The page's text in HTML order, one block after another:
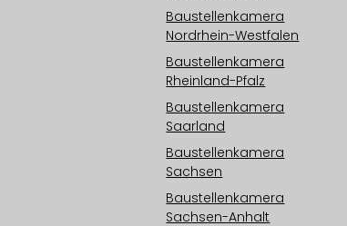
Baustellenkamera
Nordrhein-Westfalen
Baustellenkamera
Rheinland-Pfalz
Baustellenkamera
Saarland
Baustellenkamera
Sachsen
Baustellenkamera
Sachsen-Anhalt